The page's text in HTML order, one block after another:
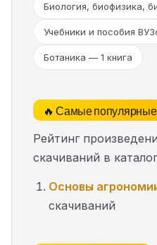
Биология, биофизика,
Учебники и пособия
Ботаника — 1 книга
🔥 Самые популярные
Рейтинг
скачиваний в
Основы
скачиваний